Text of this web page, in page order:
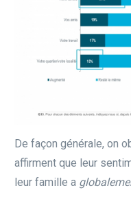
De façon générale, on
affirment que leur
leur famille a